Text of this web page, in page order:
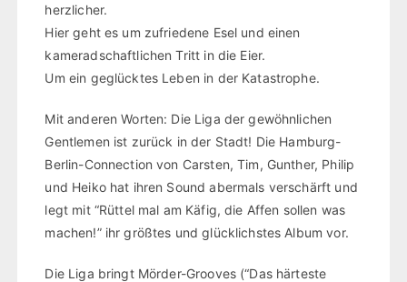
herzlicher.
Hier geht es um zufriedene Esel und einen
kameradschaftlichen Tritt in die Eier.
Um ein geglücktes Leben in der Katastrophe.
Mit anderen Worten: Die Liga der gewöhnlichen
Gentlemen ist zurück in der Stadt! Die Hamburg-
Berlin-Connection von Carsten, Tim, Gunther, Philip
und Heiko hat ihren Sound abermals verschärft und
legt mit “Rüttel mal am Käfig, die Affen sollen was
machen!” ihr größtes und glücklichstes Album vor.
Die Liga bringt Mörder-Grooves (“Das härteste